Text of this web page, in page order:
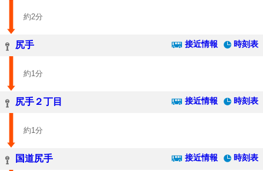
約2分
尻手 接近情報 時刻表
約1分
尻手２丁目 接近情報 時刻表
約1分
国道尻手 接近情報 時刻表